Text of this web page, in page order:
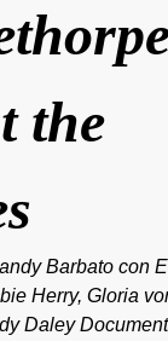
the
Barbato con
Herry, Gloria
Daley